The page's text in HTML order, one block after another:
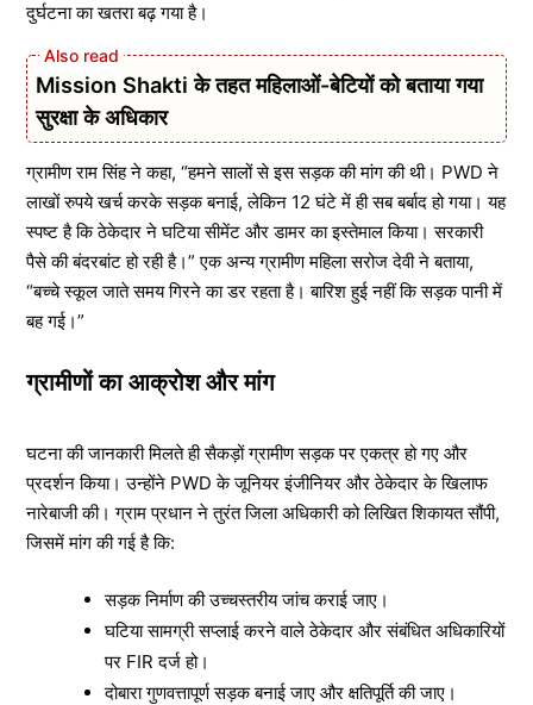
दुर्घटना का खतरा बढ़ गया है।
Mission Shakti के तहत महिलाओं-बेटियों को बताया गया
सुरक्षा के अधिकार
ग्रामीण राम सिंह ने कहा, “हमने सालों से इस सड़क की मांग की थी। PWD ने
लाखों रुपये खर्च करके सड़क बनाई, लेकिन 12 घंटे में ही सब बर्बाद हो गया। यह
स्पष्ट है कि ठेकेदार ने घटिया सीमेंट और डामर का इस्तेमाल किया। सरकारी
पैसे की बंदरबांट हो रही है।” एक अन्य ग्रामीण महिला सरोज देवी ने बताया,
“बच्चे स्कूल जाते समय गिरने का डर रहता है। बारिश हुई नहीं कि सड़क पानी में
बह गई।”
ग्रामीणों का आक्रोश और मांग
घटना की जानकारी मिलते ही सैकड़ों ग्रामीण सड़क पर एकत्र हो गए और
प्रदर्शन किया। उन्होंने PWD के जूनियर इंजीनियर और ठेकेदार के खिलाफ
नारेबाजी की। ग्राम प्रधान ने तुरंत जिला अधिकारी को लिखित शिकायत सौंपी,
जिसमें मांग की गई है कि:
सड़क निर्माण की उच्चस्तरीय जांच कराई जाए।
घटिया सामग्री सप्लाई करने वाले ठेकेदार और संबंधित अधिकारियों
पर FIR दर्ज हो।
दोबारा गुणवत्तापूर्ण सड़क बनाई जाए और क्षतिपूर्ति की जाए।